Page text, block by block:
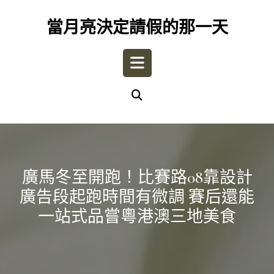
當月亮決定請假的那一天
Open
廣馬冬至開跑！比賽路08靠設計
廣告段起跑時間有微調 賽后還能
一站式品嘗粵港澳三地美食